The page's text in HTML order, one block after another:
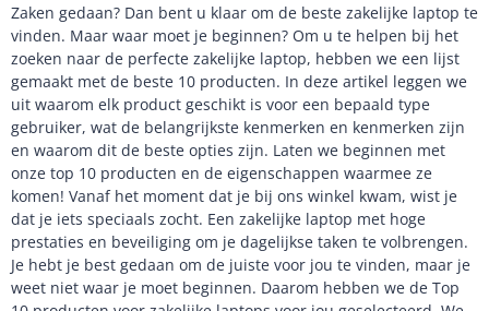
Zaken gedaan? Dan bent u klaar om de beste zakelijke laptop te
vinden. Maar waar moet je beginnen? Om u te helpen bij het
zoeken naar de perfecte zakelijke laptop, hebben we een lijst
gemaakt met de beste 10 producten. In deze artikel leggen we
uit waarom elk product geschikt is voor een bepaald type
gebruiker, wat de belangrijkste kenmerken en kenmerken zijn
en waarom dit de beste opties zijn. Laten we beginnen met
onze top 10 producten en de eigenschappen waarmee ze
komen! Vanaf het moment dat je bij ons winkel kwam, wist je
dat je iets speciaals zocht. Een zakelijke laptop met hoge
prestaties en beveiliging om je dagelijkse taken te volbrengen.
Je hebt je best gedaan om de juiste voor jou te vinden, maar je
weet niet waar je moet beginnen. Daarom hebben we de Top